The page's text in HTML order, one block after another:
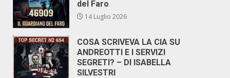
del Faro
14 Luglio 2026
COSA SCRIVEVA LA CIA SU
ANDREOTTI E I SERVIZI
SEGRETI? – DI ISABELLA
SILVESTRI